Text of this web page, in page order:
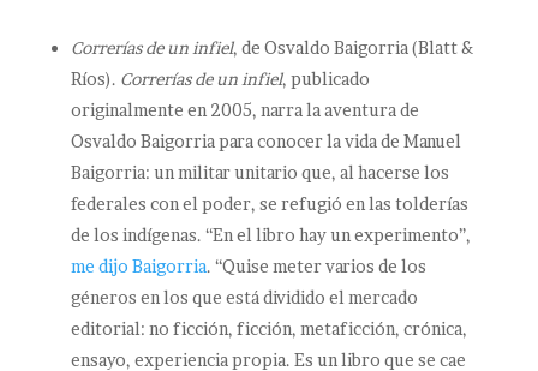
Correrías de un infiel, de Osvaldo Baigorria (Blatt &
Ríos). Correrías de un infiel, publicado
originalmente en 2005, narra la aventura de
Osvaldo Baigorria para conocer la vida de Manuel
Baigorria: un militar unitario que, al hacerse los
federales con el poder, se refugió en las tolderías
de los indígenas. “En el libro hay un experimento”,
me dijo Baigorria. “Quise meter varios de los
géneros en los que está dividido el mercado
editorial: no ficción, ficción, metaficción, crónica,
ensayo, experiencia propia. Es un libro que se cae